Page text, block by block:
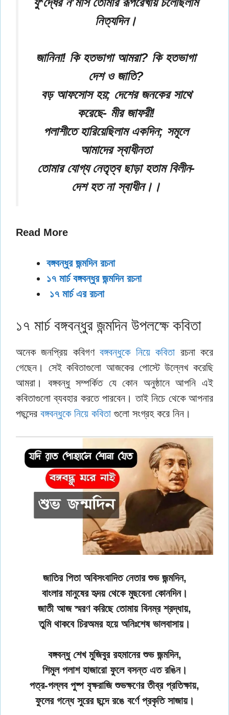
নিত্যদিন।
জানিনা! কি হতভাগা আমরা? কি হতভাগা
দেশ ও জাতি?
বড় আফসোস হয়; দেশের জনকের সাথে
করেছে- মীর জাফরী!
পলাশীতে হারিয়েছিলাম একদিন; সমূলে
আমাদের স্বাধীনতা
তোমার যোগ্য নেতৃত্ব ছাড়া হতাম বিলীন-
দেশ হত না স্বাধীন।।
Read More
বঙ্গবন্ধুর জন্মদিন রচনা
১৭ মার্চ বঙ্গবন্ধুর জন্মদিন রচনা
১৭ মার্চ এর রচনা
১৭ মার্চ বঙ্গবন্ধুর জন্মদিন উপলক্ষে কবিতা
অনেক জনপ্রিয় কবিগণবঙ্গবন্ধুকে নিয়ে কবিতা রচনা করে
গেছেন। সেই কবিতাগুলো আজকের পোস্টে উল্লেখ করেছি
আমরা। বঙ্গবন্ধু সম্পর্কিত যে কোন অনুষ্ঠানে আপনি এই
কবিতাগুলো ব্যবহার করতে পারবেন। তাই নিচে থেকে আপনার
পছন্দের বঙ্গবন্ধুকে নিয়ে কবিতা গুলো সংগ্রহ করে নিন।
জাতির পিতা অবিসংবাদিত নেতার শুভ জন্মদিন,
বাংলার মানুষের হৃদয় থেকে মুছবেনা কোনদিন।
জাতী আজ স্মরণ করিছে তোমায় বিনম্র শ্রদ্ধায়,
তুমি থাকবে চিরঅমর হয়ে অনিঃশেষ ভালবাসায়।
বঙ্গবন্ধু শেখ মুজিবুর রহমানের শুভ জন্মদিন,
শিমুল পলাশ হাজারো ফুলে বসন্ত এত রঙিন।
পত্র-পল্লব পুষ্প বৃক্ষরাজি শুভক্ষণের তীব্র প্রতিক্ষায়,
ফুলের গন্ধে সুরের ছন্দে রঙে বর্ণে প্রকৃতি সাজায়।